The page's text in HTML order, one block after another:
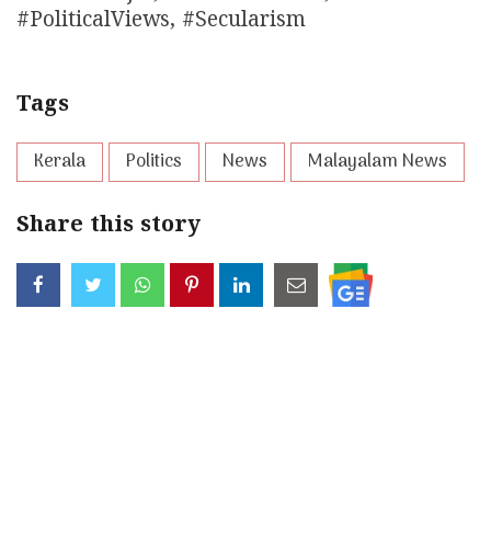
#PoliticalViews, #Secularism
Tags
Kerala Politics News Malayalam News
Share this story